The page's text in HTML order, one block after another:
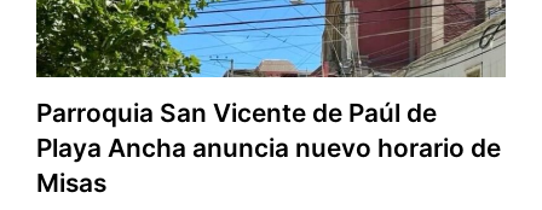
Parroquia San Vicente de Paúl de
Playa Ancha anuncia nuevo horario de
Misas